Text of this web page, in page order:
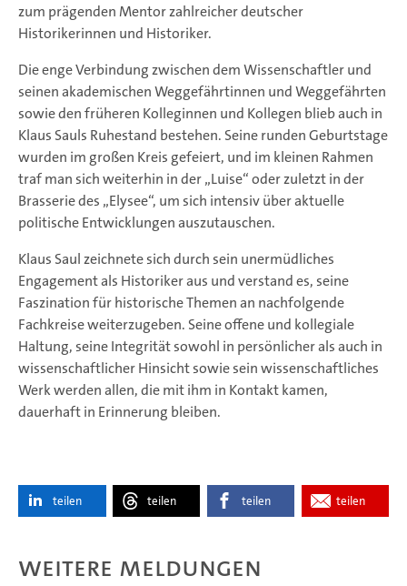
zum prägenden Mentor zahlreicher deutscher
Historikerinnen und Historiker.
Die enge Verbindung zwischen dem Wissenschaftler und
seinen akademischen Weggefährtinnen und Weggefährten
sowie den früheren Kolleginnen und Kollegen blieb auch in
Klaus Sauls Ruhestand bestehen. Seine runden Geburtstage
wurden im großen Kreis gefeiert, und im kleinen Rahmen
traf man sich weiterhin in der „Luise“ oder zuletzt in der
Brasserie des „Elysee“, um sich intensiv über aktuelle
politische Entwicklungen auszutauschen.
Klaus Saul zeichnete sich durch sein unermüdliches
Engagement als Historiker aus und verstand es, seine
Faszination für historische Themen an nachfolgende
Fachkreise weiterzugeben. Seine offene und kollegiale
Haltung, seine Integrität sowohl in persönlicher als auch in
wissenschaftlicher Hinsicht sowie sein wissenschaftliches
Werk werden allen, die mit ihm in Kontakt kamen,
dauerhaft in Erinnerung bleiben.
teilen teilen teilen teilen
Weitere Meldungen